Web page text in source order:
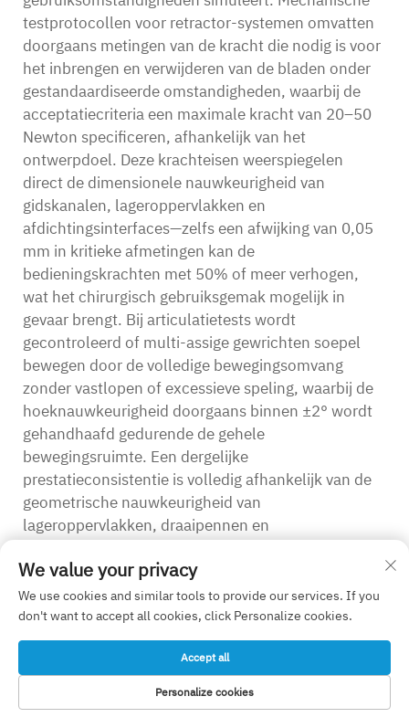
testprotocollen voor retractor-systemen omvatten
doorgaans metingen van de kracht die nodig is voor
het inbrengen en verwijderen van de bladen onder
gestandaardiseerde omstandigheden, waarbij de
acceptatiecriteria een maximale kracht van 20–50
Newton specificeren, afhankelijk van het
ontwerpdoel. Deze krachteisen weerspiegelen
direct de dimensionele nauwkeurigheid van
gidskanalen, lageroppervlakken en
afdichtingsinterfaces—zelfs een afwijking van 0,05
mm in kritieke afmetingen kan de
bedieningskrachten met 50% of meer verhogen,
wat het chirurgisch gebruiksgemak mogelijk in
gevaar brengt. Bij articulatietests wordt
gecontroleerd of multi-assige gewrichten soepel
bewegen door de volledige bewegingsomvang
zonder vastlopen of excessieve speling, waarbij de
hoeknauwkeurigheid doorgaans binnen ±2° wordt
gehandhaafd gedurende de gehele
bewegingsruimte. Een dergelijke
prestatieconsistentie is volledig afhankelijk van de
geometrische nauwkeurigheid van
lageroppervlakken, draaipennen en
volgens zeer strenge toleranties.
Duurzaamheidstests onderwerpen minimaal
invasieve orthopedische hulpmiddelen van OEM-
componenten aan duizenden of tienduizenden
bedieningscycli om het chirurgisch gebruik
gedurende de levensduur te simuleren.
We value your privacy
We use cookies and similar tools to provide our services. If you
don't want to accept all cookies, click Personalize cookies.
Personalize cookies
Accept all